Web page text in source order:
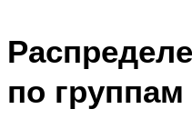
по группам